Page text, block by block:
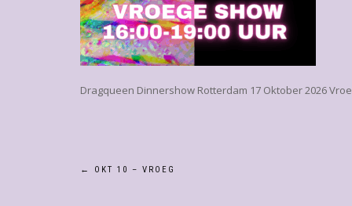
Dragqueen Dinnershow Rotterdam 17 Oktober 2026
Bericht
← OKT 10 – VROEG